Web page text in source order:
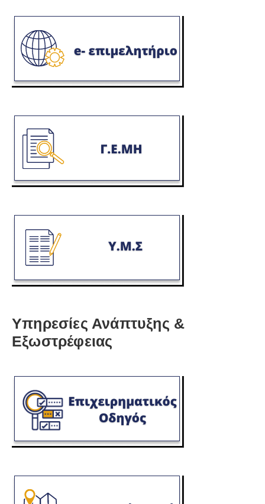
Υπηρεσίες Ανάπτυξης &
Εξωστρέφειας